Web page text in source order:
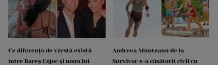
Ce diferență de vârstă există
între Rareș Cojoc și noua lui
Andreea Munteanu de la
Survivor s-a căsătorit civil cu